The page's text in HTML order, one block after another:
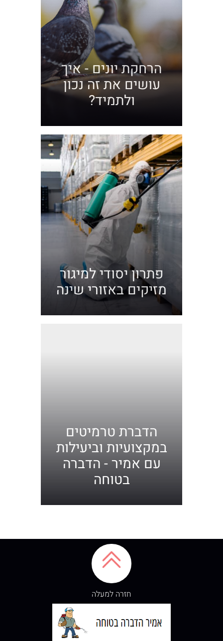
הרחקת יונים - איך
עושים את זה נכון
ולתמיד?
פתרון יסודי למיגור
מזיקים באזורי שינה
הדברת טרמיטים
במקצועיות וביעילות
עם אמיר - הדברה
בטוחה
חזרה למעלה